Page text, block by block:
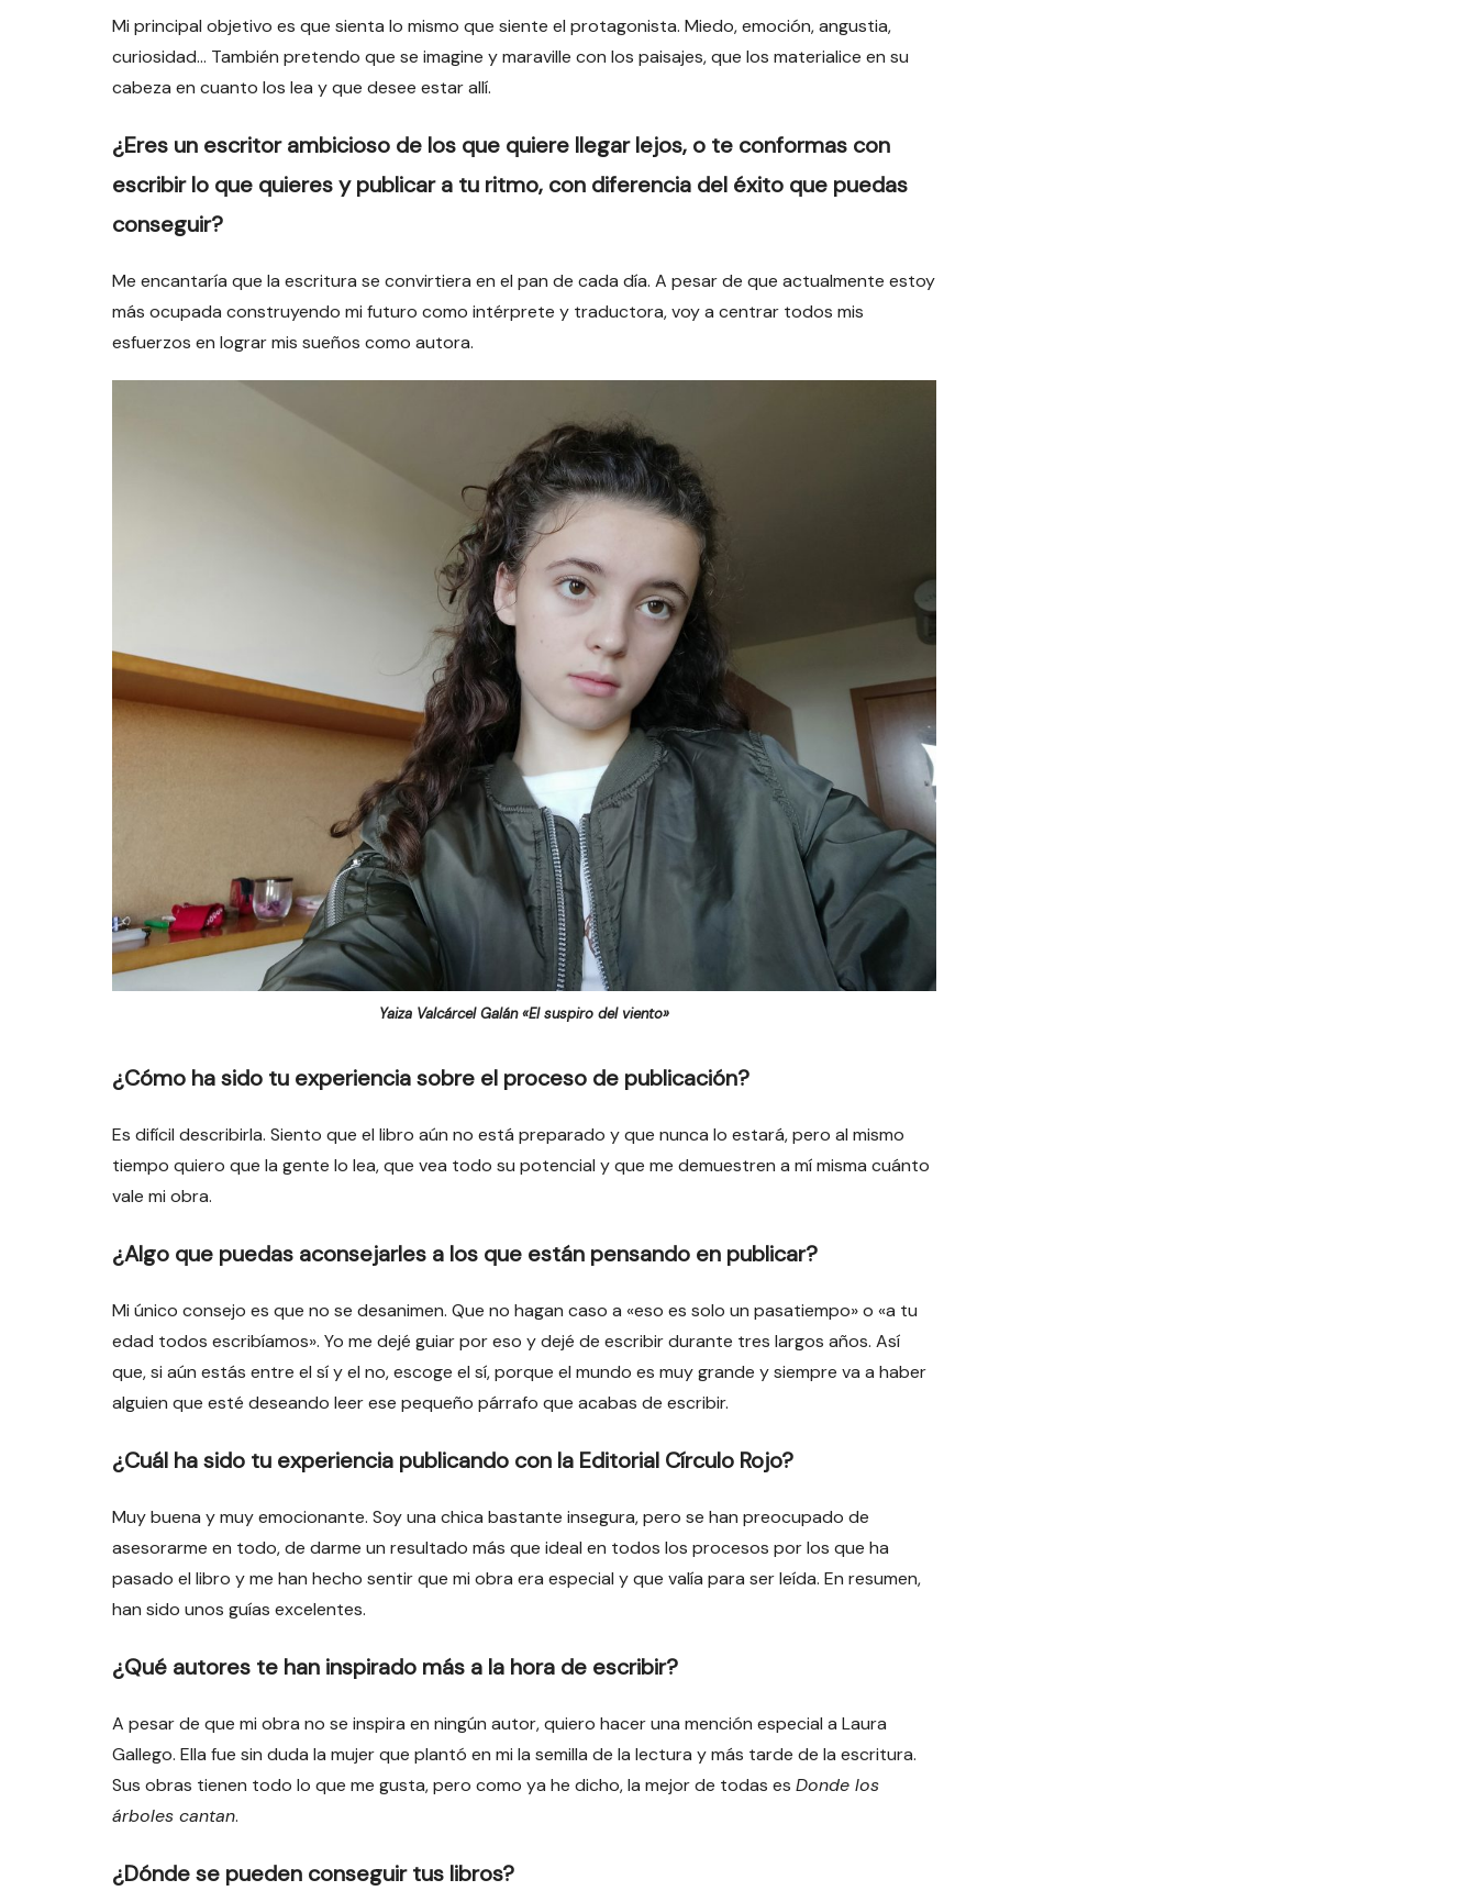
Mi principal objetivo es que sienta lo mismo que siente el protagonista. Miedo, emoción, angustia,
curiosidad… También pretendo que se imagine y maraville con los paisajes, que los materialice en su
cabeza en cuanto los lea y que desee estar allí.
¿Eres un escritor ambicioso de los que quiere llegar lejos, o te conformas con
escribir lo que quieres y publicar a tu ritmo, con diferencia del éxito que puedas
conseguir?
Me encantaría que la escritura se convirtiera en el pan de cada día. A pesar de que actualmente estoy
más ocupada construyendo mi futuro como intérprete y traductora, voy a centrar todos mis
esfuerzos en lograr mis sueños como autora.
Yaiza Valcárcel Galán «El suspiro del viento»
¿Cómo ha sido tu experiencia sobre el proceso de publicación?
Es difícil describirla. Siento que el libro aún no está preparado y que nunca lo estará, pero al mismo
tiempo quiero que la gente lo lea, que vea todo su potencial y que me demuestren a mí misma cuánto
vale mi obra.
¿Algo que puedas aconsejarles a los que están pensando en publicar?
Mi único consejo es que no se desanimen. Que no hagan caso a «eso es solo un pasatiempo» o «a tu
edad todos escribíamos». Yo me dejé guiar por eso y dejé de escribir durante tres largos años. Así
que, si aún estás entre el sí y el no, escoge el sí, porque el mundo es muy grande y siempre va a haber
alguien que esté deseando leer ese pequeño párrafo que acabas de escribir.
¿Cuál ha sido tu experiencia publicando con la Editorial Círculo Rojo?
Muy buena y muy emocionante. Soy una chica bastante insegura, pero se han preocupado de
asesorarme en todo, de darme un resultado más que ideal en todos los procesos por los que ha
pasado el libro y me han hecho sentir que mi obra era especial y que valía para ser leída. En resumen,
han sido unos guías excelentes.
¿Qué autores te han inspirado más a la hora de escribir?
A pesar de que mi obra no se inspira en ningún autor, quiero hacer una mención especial a Laura
Gallego. Ella fue sin duda la mujer que plantó en mi la semilla de la lectura y más tarde de la escritura.
Sus obras tienen todo lo que me gusta, pero como ya he dicho, la mejor de todas es Donde los
árboles cantan.
¿Dónde se pueden conseguir tus libros?